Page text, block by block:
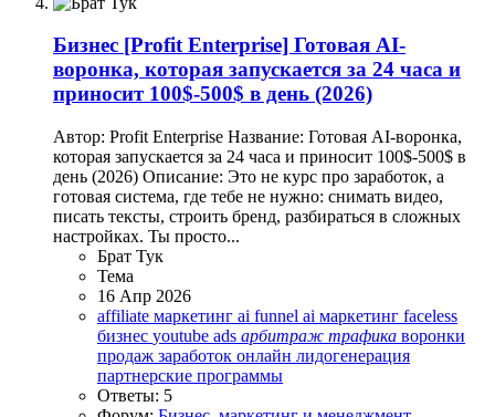
Бизнес [Profit Enterprise] Готовая AI-
воронка, которая запускается за 24 часа и
приносит 100$-500$ в день (2026)
Автор: Profit Enterprise Название: Готовая AI-воронка,
которая запускается за 24 часа и приносит 100$-500$ в
день (2026) Описание: Это не курс про заработок, а
готовая система, где тебе не нужно: снимать видео,
писать тексты, строить бренд, разбираться в сложных
настройках. Ты просто...
Брат Тук
Тема
16 Апр 2026
affiliate маркетинг ai funnel ai маркетинг faceless
бизнес youtube ads арбитраж трафика воронки
продаж заработок онлайн лидогенерация
партнерские программы
Ответы: 5